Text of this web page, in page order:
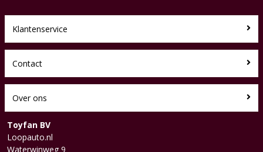
Klantenservice
Contact
Over ons
Toyfan BV
Loopauto.nl
Waterwinweg 9